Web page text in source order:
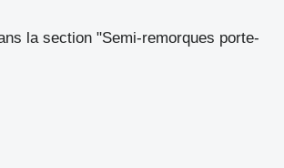
la section "Semi-remorques porte-